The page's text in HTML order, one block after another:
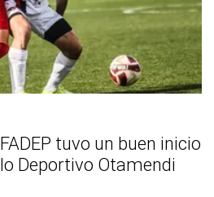
tuvo un buen inicio
Deportivo Otamendi